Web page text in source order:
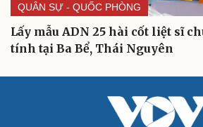
QUÂN SỰ - QUỐC PHÒNG
Lấy mẫu ADN 25 hài cốt liệt sĩ
tính tại Ba Bể, Thái Nguyên